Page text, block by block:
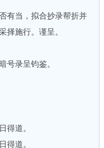
当，拟合抄录帮折并
择施行。谨呈。
录呈钧鉴。
道。
道。